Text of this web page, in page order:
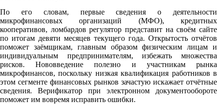
По его словам, первые сведения о деятельности
микрофинансовых организаций (МФО), кредитных
кооперативов, ломбардов регулятор представит на своём сайте
по итогам девяти месяцев текущего года. Открытость отчётов
поможет заёмщикам, главным образом физическим лицам и
индивидуальным предпринимателям, избежать множества
рисков. Нововведение полезно и участникам рынка
микрофинансов, поскольку низкая квалификация работников в
этом сегменте финансовых рынков зачастую искажает отчётные
сведения. Верификатор при электронном документообороте
поможет им вовремя исправить ошибки.